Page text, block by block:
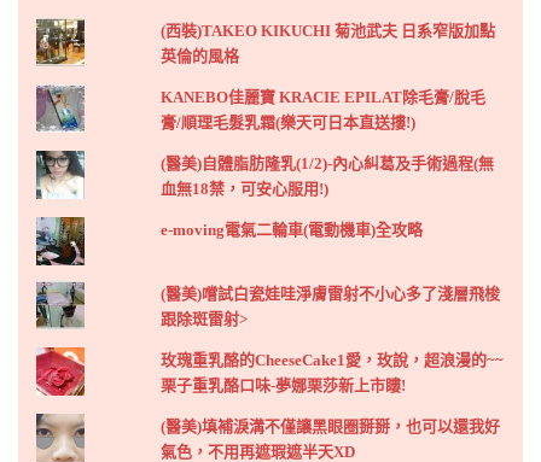
(西裝)TAKEO KIKUCHI 菊池武夫 日系窄版加點
英倫的風格
KANEBO佳麗寶 KRACIE EPILAT除毛膏/脫毛
膏/順理毛髮乳霜(樂天可日本直送摟!)
(醫美)自體脂肪隆乳(1/2)-內心糾葛及手術過程(無
血無18禁，可安心服用!)
e-moving電氣二輪車(電動機車)全攻略
(醫美)嚐試白瓷娃哇淨膚雷射不小心多了淺層飛梭
跟除斑雷射>
玫瑰重乳酪的CheeseCake1愛，玫說，超浪漫的~~
栗子重乳酪口味-夢娜栗莎新上市瞜!
(醫美)填補淚溝不僅讓黑眼圈掰掰，也可以還我好
氣色，不用再遮瑕遮半天XD